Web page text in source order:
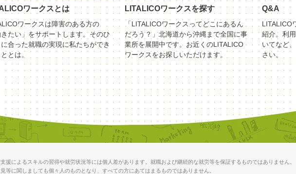
ワークスとは
ワークスは障害のある方の
きたい」をサポートします。そのひ
に合った就職の実現に私たちができ
とは。
LITALICOワークスを探す
「LITALICOワークスってどこにあるん
だろう？」北海道から沖縄まで全国に事
業所を展開中です。お近くのLITALICO
ワークスをお探しいただけます。
Q&A
LITALICO
紹介。利
いてなど
さい。
援によるスキルの習得や就労状況等には個人差があります。就職および継続的な就労等を保証するものではありません。
等に関しましても個々人のものとなり、すべての方にあてはまるものではありません。